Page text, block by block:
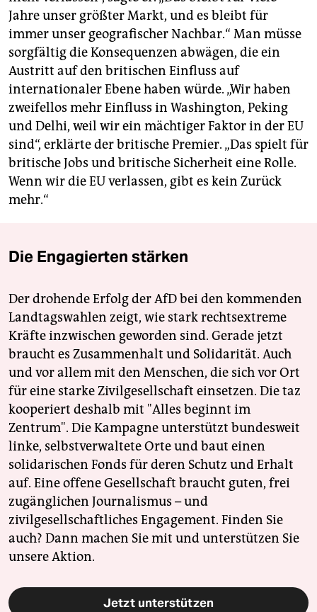
Jahre unser größter Markt, und es bleibt für
immer unser geografischer Nachbar.“ Man müsse
sorgfältig die Konsequenzen abwägen, die ein
Austritt auf den britischen Einfluss auf
internationaler Ebene haben würde. „Wir haben
zweifellos mehr Einfluss in Washington, Peking
und Delhi, weil wir ein mächtiger Faktor in der EU
sind“, erklärte der britische Premier. „Das spielt für
britische Jobs und britische Sicherheit eine Rolle.
Wenn wir die EU verlassen, gibt es kein Zurück
mehr.“
Die Engagierten stärken
Der drohende Erfolg der AfD bei den kommenden
Landtagswahlen zeigt, wie stark rechtsextreme
Kräfte inzwischen geworden sind. Gerade jetzt
braucht es Zusammenhalt und Solidarität. Auch
und vor allem mit den Menschen, die sich vor Ort
für eine starke Zivilgesellschaft einsetzen. Die taz
kooperiert deshalb mit "Alles beginnt im
Zentrum". Die Kampagne unterstützt bundesweit
linke, selbstverwaltete Orte und baut einen
solidarischen Fonds für deren Schutz und Erhalt
auf. Eine offene Gesellschaft braucht guten, frei
zugänglichen Journalismus – und
zivilgesellschaftliches Engagement. Finden Sie
auch? Dann machen Sie mit und unterstützen Sie
unsere Aktion.
Jetzt unterstützen